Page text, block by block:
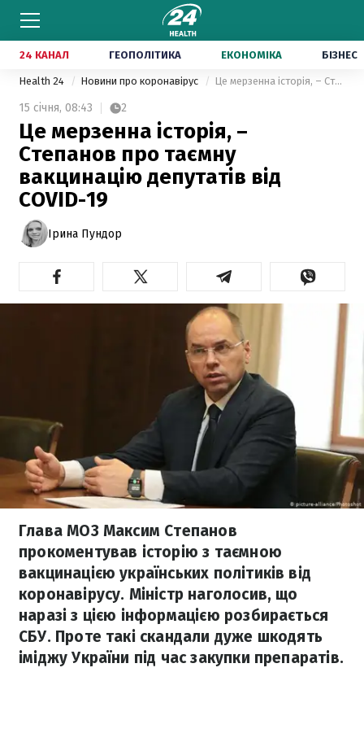
24 КАНАЛ ГЕОПОЛІТИКА ЕКОНОМІКА БІЗНЕС
Health 24 Новини про коронавірус Це мерзенна історія, – Степанов про таємну вакцинацію депутатів від COVID-19
15 січня, 08:43 2
Це мерзенна історія, –
Степанов про таємну
вакцинацію депутатів від
COVID-19
Ірина Пундор
Глава МОЗ Максим Степанов
прокоментував історію з таємною
вакцинацією українських політиків від
коронавірусу. Міністр наголосив, що
наразі з цією інформацією розбирається
СБУ. Проте такі скандали дуже шкодять
іміджу України під час закупки препаратів.